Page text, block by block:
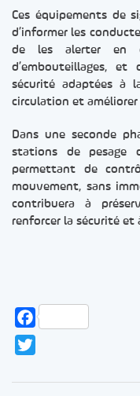
Ces équipements de
d’informer les
de les alerter en
d’embouteillages,
sécurité adaptées à
circulation et
Dans une seconde
stations de pesage
permettant de
mouvement, sans
contribuera à
renforcer la sécurité
Facebook